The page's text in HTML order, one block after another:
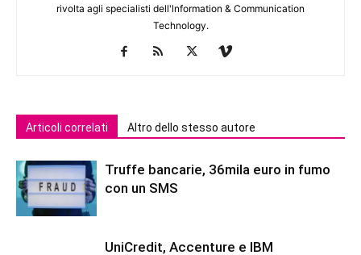
rivolta agli specialisti dell'lnformation & Communication
Technology.
Articoli correlati Altro dello stesso autore
Truffe bancarie, 36mila euro in fumo
con un SMS
UniCredit, Accenture e IBM